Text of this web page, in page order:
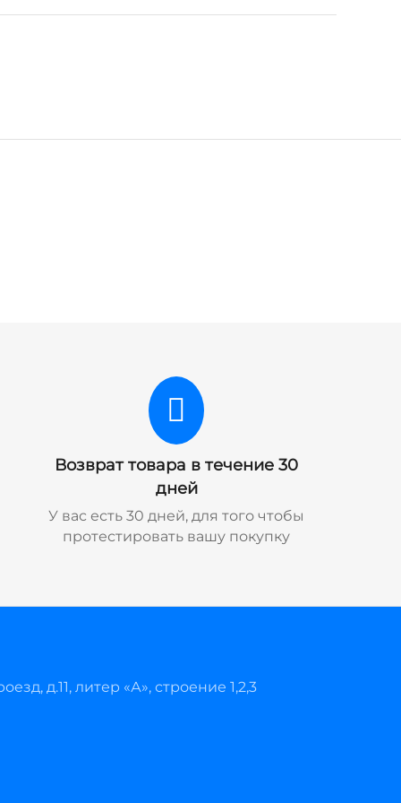
Возврат товара в течение 30
дней
У вас есть 30 дней, для того чтобы
протестировать вашу покупку
д.11, литер «А», строение 1,2,3